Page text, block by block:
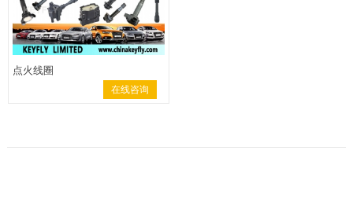
点火线圈
在线咨询